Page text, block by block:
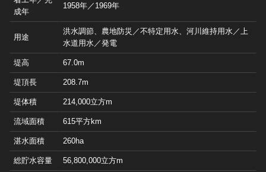
成年
1958年／1969年
用途
洪水調節、農地防災／不特定用水、河川維持用水／上
水道用水／発電
堤高 67.0m
堤頂長 208.7m
堤体積 214,000立方m
流域面積 615平方km
湛水面積 260ha
総貯水容量 56,800,000立方m